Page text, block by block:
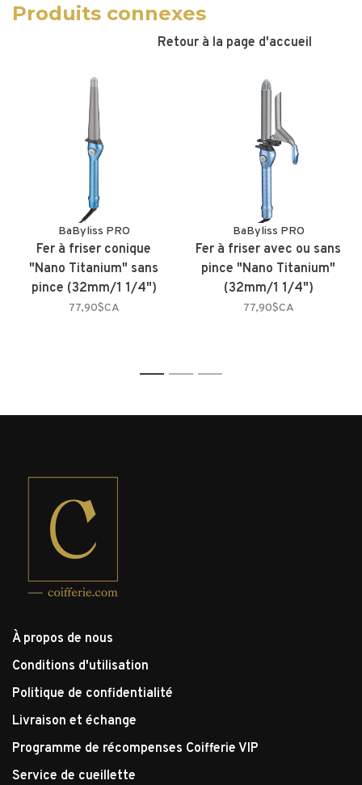
Produits connexes
Retour à la page d'accueil
BaByliss PRO
Fer à friser conique
"Nano Titanium" sans
pince (32mm/1 1/4")
77,90$CA
BaByliss PRO
Fer à friser avec ou sans
pince "Nano Titanium"
(32mm/1 1/4")
77,90$CA
1 2 3
À propos de nous
Conditions d'utilisation
Politique de confidentialité
Livraison et échange
Programme de récompenses Coifferie VIP
Service de cueillette